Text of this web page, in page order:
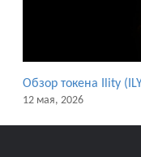
Обзор токена Ility
12 мая, 2026